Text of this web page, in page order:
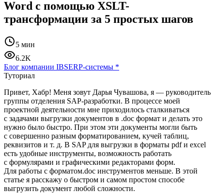
Word с помощью XSLT-
трансформации за 5 простых шагов
5 мин
6.2K
Блог компании IBSERP-системы *
Туториал
Привет, Хабр! Меня зовут Дарья Чувашова, я — руководитель
группы отделения SAP-разработки. В процессе моей
проектной деятельности мне приходилось сталкиваться
с задачами выгрузки документов в .doc формат и делать это
нужно было быстро. При этом эти документы могли быть
с совершенно разным форматированием, кучей таблиц,
реквизитов и т. д. В SAP для выгрузки в форматы pdf и excel
есть удобные инструменты, возможность работать
с формулярами и графическими редакторами форм.
Для работы с форматом.doc инструментов меньше. В этой
статье я расскажу о быстром и самом простом способе
выгрузить документ любой сложности.